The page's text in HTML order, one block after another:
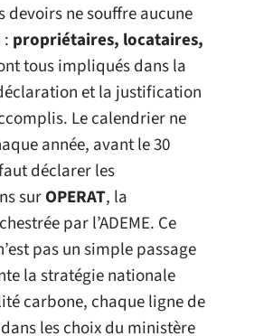
devoirs ne souffre aucune
propriétaires, locataires,
tous impliqués dans la
et la justification
Le calendrier ne
année, avant le 30
déclarer les
surOPERAT, la
par l’ADEME. Ce
pas un simple passage
la stratégie nationale
carbone, chaque ligne de
les choix du ministère